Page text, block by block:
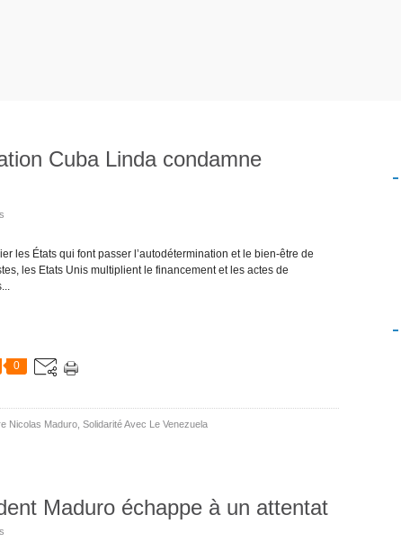
Cuba Linda condamne
les États qui font passer l’autodétermination et le bien-être de
les Etats Unis multiplient le financement et les actes de
0
Nicolas Maduro Solidarité Avec Le Venezuela
Maduro échappe à un attentat